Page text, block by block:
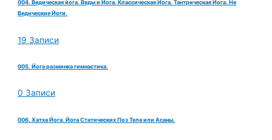
004. Ведическая йога. Веды и Йога. Классическая Йога. Тантрическая Йога. Не
Ведические Йоги.
19 Записи
005. Йога разминка гимнастика.
0 Записи
006. Хатха Йога. Йога Статических Поз Тела или Асаны.